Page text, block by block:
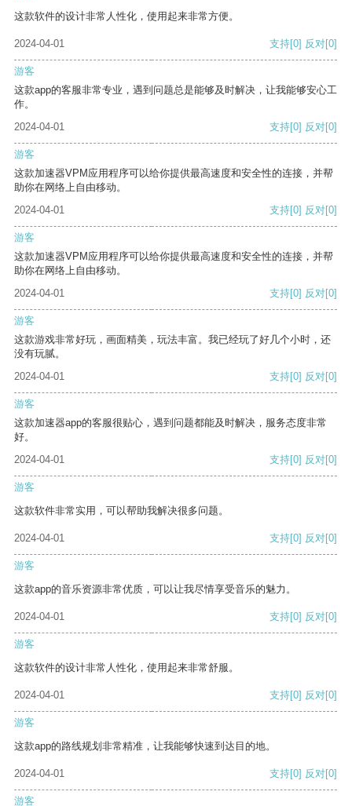
这款软件的设计非常人性化，使用起来非常方便。
2024-04-01 支持[0] 反对[0]
游客
这款app的客服非常专业，遇到问题总是能够及时解决，让我能够安心工
作。
2024-04-01
支持[0] 反对[0]
游客
这款加速器VPM应用程序可以给你提供最高速度和安全性的连接，并帮
助你在网络上自由移动。
2024-04-01
支持[0] 反对[0]
游客
这款加速器VPM应用程序可以给你提供最高速度和安全性的连接，并帮
助你在网络上自由移动。
2024-04-01
支持[0] 反对[0]
游客
这款游戏非常好玩，画面精美，玩法丰富。我已经玩了好几个小时，还
没有玩腻。
2024-04-01
支持[0] 反对[0]
游客
这款加速器app的客服很贴心，遇到问题都能及时解决，服务态度非常
好。
2024-04-01
支持[0] 反对[0]
游客
这款软件非常实用，可以帮助我解决很多问题。
2024-04-01 支持[0] 反对[0]
游客
这款app的音乐资源非常优质，可以让我尽情享受音乐的魅力。
2024-04-01 支持[0] 反对[0]
游客
这款软件的设计非常人性化，使用起来非常舒服。
2024-04-01 支持[0] 反对[0]
游客
这款app的路线规划非常精准，让我能够快速到达目的地。
2024-04-01 支持[0] 反对[0]
游客